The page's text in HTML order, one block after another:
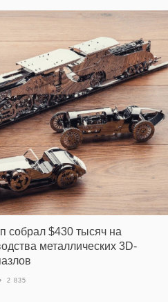
собрал $430 тысяч на
металлических 3D-
2 835